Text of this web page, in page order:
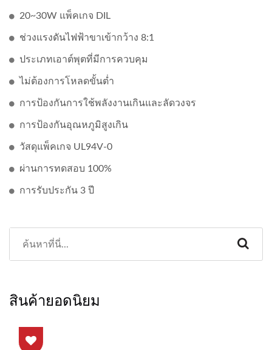
20~30W แพ็คเกจ DIL
ช่วงแรงดันไฟฟ้าขาเข้ากว้าง 8:1
ประเภทเอาต์พุตที่มีการควบคุม
ไม่ต้องการโหลดขั้นต่ำ
การป้องกันการใช้พลังงานเกินและลัดวงจร
การป้องกันอุณหภูมิสูงเกิน
วัสดุแพ็คเกจ UL94V-0
ผ่านการทดสอบ 100%
การรับประกัน 3 ปี
สินค้ายอดนิยม